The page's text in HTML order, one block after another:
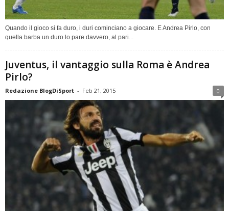
Quando il gioco si fa duro, i duri cominciano a giocare. E Andrea Pirlo, con
quella barba un duro lo pare davvero, al pari...
Juventus, il vantaggio sulla Roma è Andrea
Pirlo?
Redazione BlogDiSport - Feb 21, 2015 0